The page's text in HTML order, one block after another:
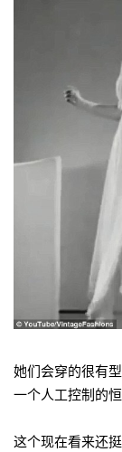
她们会穿的很有
一个人工控制的
这个现在看来还